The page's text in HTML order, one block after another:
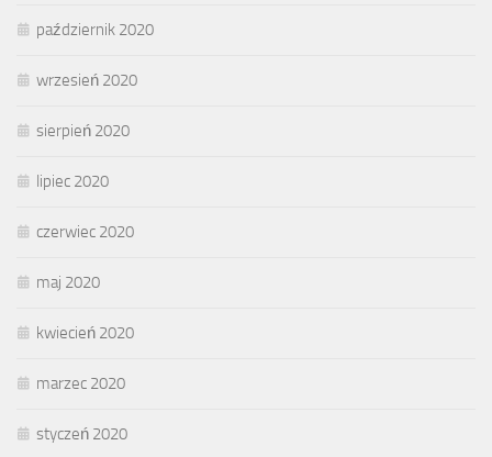
październik 2020
wrzesień 2020
sierpień 2020
lipiec 2020
czerwiec 2020
maj 2020
kwiecień 2020
marzec 2020
styczeń 2020